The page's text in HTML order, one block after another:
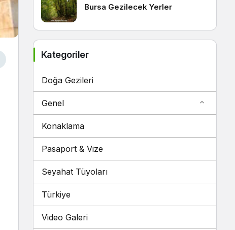
Bursa Gezilecek Yerler
Kategoriler
Doğa Gezileri
Genel
Konaklama
Pasaport & Vize
Seyahat Tüyoları
Türkiye
Video Galeri